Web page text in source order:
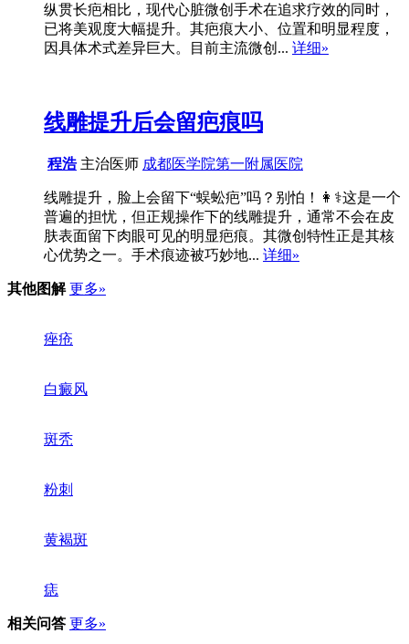
纵贯长疤相比，现代心脏微创手术在追求疗效的同时，
已将美观度大幅提升。其疤痕大小、位置和明显程度，
因具体术式差异巨大。目前主流微创... 详细»
线雕提升后会留疤痕吗
程浩主治医师 成都医学院第一附属医院
线雕提升，脸上会留下“蜈蚣疤”吗？别怕！👩⚕️这是一个
普遍的担忧，但正规操作下的线雕提升，通常不会在皮
肤表面留下肉眼可见的明显疤痕。其微创特性正是其核
心优势之一。手术痕迹被巧妙地... 详细»
其他图解 更多»
痤疮
白癜风
斑秃
粉刺
黄褐斑
痣
相关问答 更多»